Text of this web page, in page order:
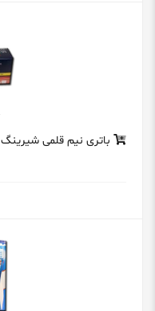
باتری نیم قلمی شیرینگ 4عددی گیگاسل